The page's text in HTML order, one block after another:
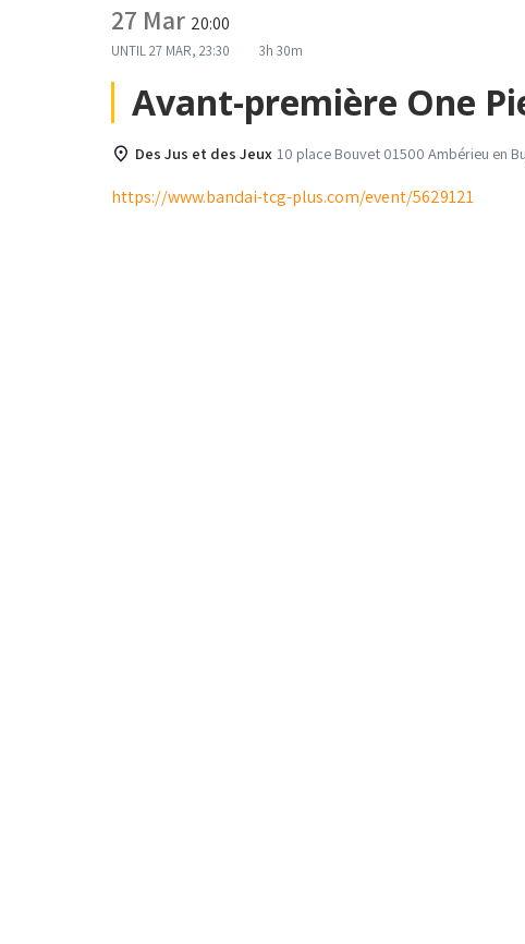
27 Mar 20:00
UNTIL27 MAR, 23:30 3h 30m
Avant-première One
Des Jus et des Jeux 10 place Bouvet 01500 Ambérieu en
https://www.bandai-tcg-plus.com/event/5629121